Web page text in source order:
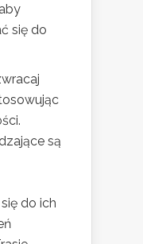
się do
są
do ich